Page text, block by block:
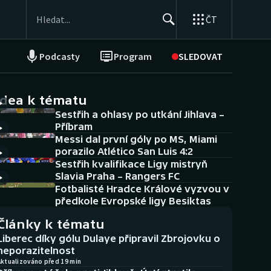
ČT
Podcasty Program SLEDOVAT
NEPŘEHLÉDNĚTE
Historické návraty
Aplikace ČT sport
AZ kvíz
k tématu
Sestřih a ohlasy po utkání Jihlava –
Příbram
Messi dal první góly po MS, Miami
porazilo Atlético San Luis 4:2
Sestřih kvalifikace Ligy mistryň
Slavia Praha – Rangers FC
Fotbalisté Hradce Králové vyzvou v
předkole Evropské ligy Besiktas
k tématu
díky gólu Dulaye připravil Zbrojovku o
před 19 min